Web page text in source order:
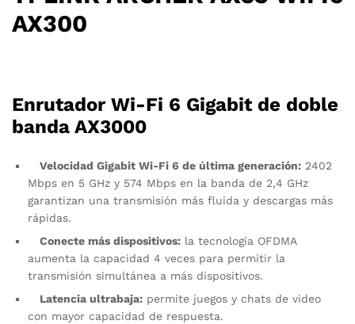
AX300
Enrutador Wi-Fi 6 Gigabit de doble
banda AX3000
Velocidad Gigabit Wi-Fi 6 de última generación: 2402
Mbps en 5 GHz y 574 Mbps en la banda de 2,4 GHz
garantizan una transmisión más fluida y descargas más
rápidas.
Conecte más dispositivos: la tecnología OFDMA
aumenta la capacidad 4 veces para permitir la
transmisión simultánea a más dispositivos.
Latencia ultrabaja: permite juegos y chats de video
con mayor capacidad de respuesta.